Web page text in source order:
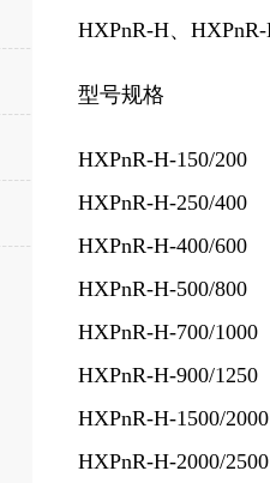
HXPnR-H、
型号规格
HXPnR-H-150/200
HXPnR-H-250/400
HXPnR-H-400/600
HXPnR-H-500/800
HXPnR-H-700/1000
HXPnR-H-900/1250
HXPnR-H-1500/2000
HXPnR-H-2000/2500